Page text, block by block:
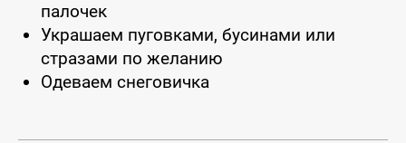
палочек
Украшаем пуговками, бусинами или
стразами по желанию
Одеваем снеговичка